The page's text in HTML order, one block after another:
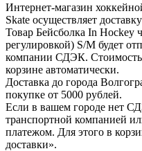
Интернет-магазин
Skate осуществляет
Товар Бейсболка In Hockey
регулировкой) S/М будет
компании СДЭК. Стоимость
корзине автоматически.
Доставка до города
покупке от 5000 рублей.
Если в вашем городе нет
транспортной компанией
платежом. Для этого в
доставки».